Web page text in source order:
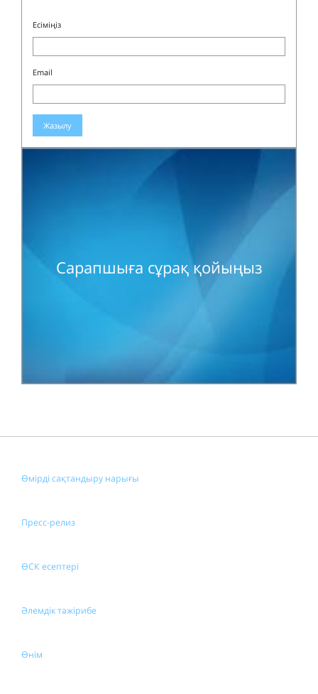
Есіміңіз
Email
Жазылу
Сарапшыға сұрақ қойыңыз
Өмірді сақтандыру нарығы
Пресс-релиз
ӨСК есептері
Әлемдік тәжірибе
Өнім